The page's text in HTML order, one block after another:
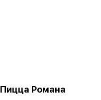
Пицца Романа